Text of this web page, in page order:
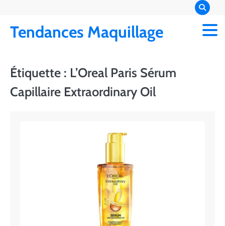
content
Tendances Maquillage
Étiquette : L’Oreal Paris Sérum
Capillaire Extraordinary Oil